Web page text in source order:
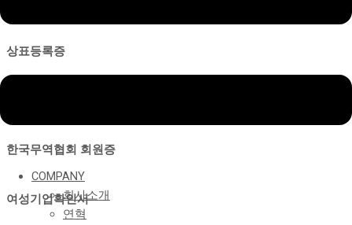
COMPANY
회사소개
연혁
상표등록증
한국무역협회 회원증
여성기업확인서